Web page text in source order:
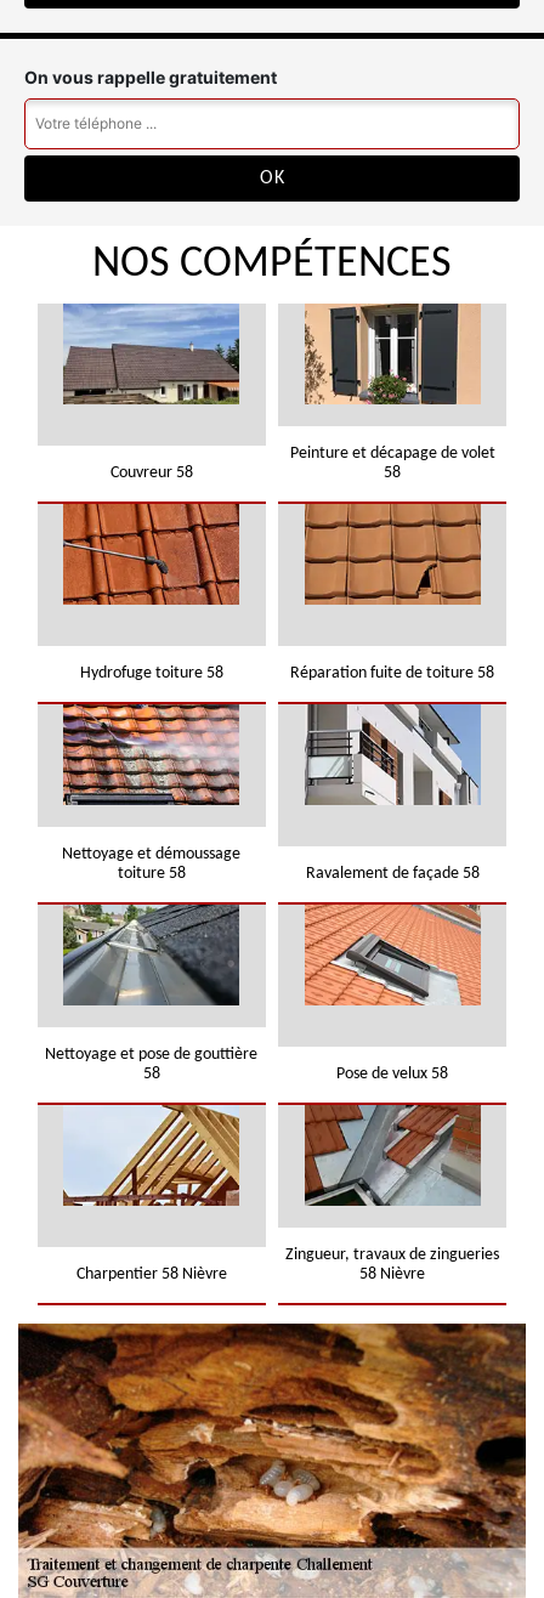
On vous rappelle gratuitement
NOS COMPÉTENCES
Couvreur 58
Peinture et décapage de volet
58
Hydrofuge toiture 58 Réparation fuite de toiture 58
Nettoyage et démoussage
toiture 58
Ravalement de façade 58
Nettoyage et pose de gouttière
58
Pose de velux 58
Charpentier 58 Nièvre
Zingueur, travaux de zingueries
58 Nièvre